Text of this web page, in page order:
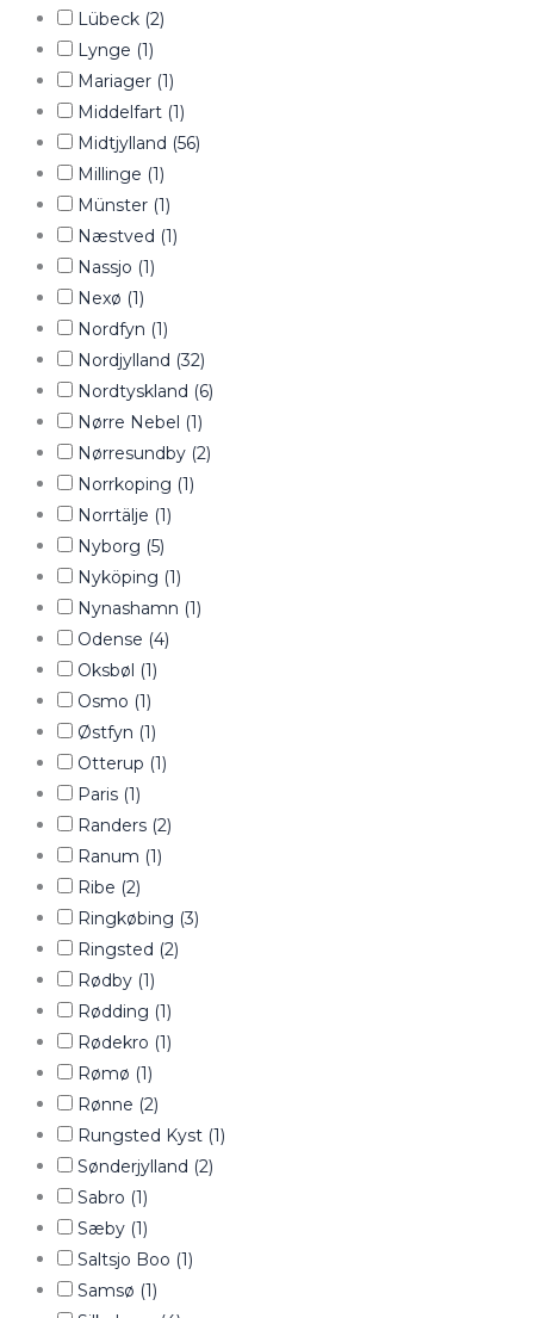
Lübeck (2)
Lynge (1)
Mariager (1)
Middelfart (1)
Midtjylland (56)
Millinge (1)
Münster (1)
Næstved (1)
Nassjo (1)
Nexø (1)
Nordfyn (1)
Nordjylland (32)
Nordtyskland (6)
Nørre Nebel (1)
Nørresundby (2)
Norrkoping (1)
Norrtälje (1)
Nyborg (5)
Nyköping (1)
Nynashamn (1)
Odense (4)
Oksbøl (1)
Osmo (1)
Østfyn (1)
Otterup (1)
Paris (1)
Randers (2)
Ranum (1)
Ribe (2)
Ringkøbing (3)
Ringsted (2)
Rødby (1)
Rødding (1)
Rødekro (1)
Rømø (1)
Rønne (2)
Rungsted Kyst (1)
Sønderjylland (2)
Sabro (1)
Sæby (1)
Saltsjo Boo (1)
Samsø (1)